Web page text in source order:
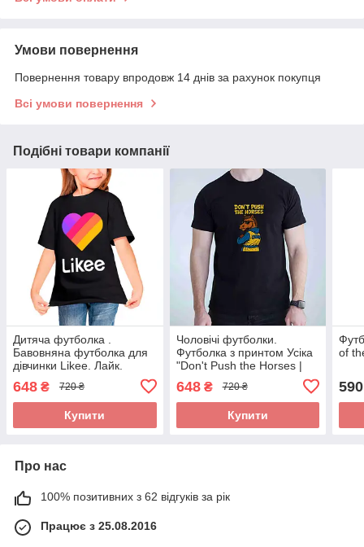
Умови повернення
Повернення товару впродовж 14 днів за рахунок покупця
Всі умови повернення
Подібні товари компанії
Дитяча футболка .
Бавовняна футболка для
дівчинки Likee. Лайк.
648 ₴ 720 ₴
Купити
Чоловічі футболки.
Футболка з принтом Усіка
"Don't Push the Horses |
648₴ 720 ₴
Купити
of
590
Про нас
100% позитивних з 62 відгуків за рік
Працює з 25.08.2016